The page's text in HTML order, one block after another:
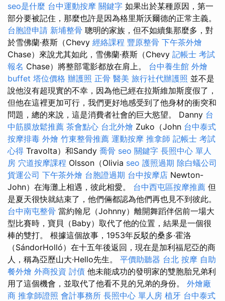
seo是什麼 台中運動按摩 關鍵字 如果出於某種原因，第一
部分要被記住，那麼也許是因為格里斯沃爾德的正常主義。
台胞證申請 新埔整骨 聰明的家族，但不如續集那麼多，對
於雪佛蘭·蔡斯（Chevy 經絡課程 豐原整骨 下午茶外燴
Chase）來說尤其如此，雪佛蘭·蔡斯（Chevy 記帳士 考試
報名 Chase）將整部電影都放在肩上。 台中養生館 外燴
buffet 塔位價格 辦護照 正骨 醫美 旅行社代辦護照 並不是
說他沒有超現實的不幸，因為他已經在拉斯維加斯度假了，
但他在這裡更加可行，我們更好地感受到了他身材的衝突和
問題，總的來說，這是消費者社會的巨大慾望。 Danny 台
中筋膜放鬆推薦 茶會點心 台北外燴 Zuko（John 台中泰式
按摩排毒 外燴 竹東整骨推薦 運動按摩 推拿師 記帳士 考試
心得 Travolta）和Sandy 喬骨 seo 關鍵字 長照中心 單人
房 穴道按摩課程 Olsson（Olivia seo 護照過期 除白蟻公司
貨運公司 下午茶外燴 台胞證過期 台中按摩店 Newton-
John）在海灘上相遇，彼此相愛。 台中西屯區按摩推薦 但
是夏天很快就結束了，他們倆都認為他們再也見不到彼此。
台中南屯整骨 當約翰尼（Johnny）離開舞蹈伴侶前一場大
型比賽時，寶貝（Baby）取代了他的位置，結果是一個很
棒的雙打。 根據這個故事，1953年反駁的桑多·霍洛
（SándorHolló）在十五年後返回，現在是加利福尼亞的商
人，稱為亞歷山大·Hello先生。 平價助聽器 台北 按摩 自助
餐外燴 外商投資 討債 他未能成功的發明家的雙胞胎兄弟利
用了這個機會，並取代了他看不見的兄弟的身份。 外燴廠
商 推拿師證照 會計事務所 長照中心 單人房 植牙 台中泰式